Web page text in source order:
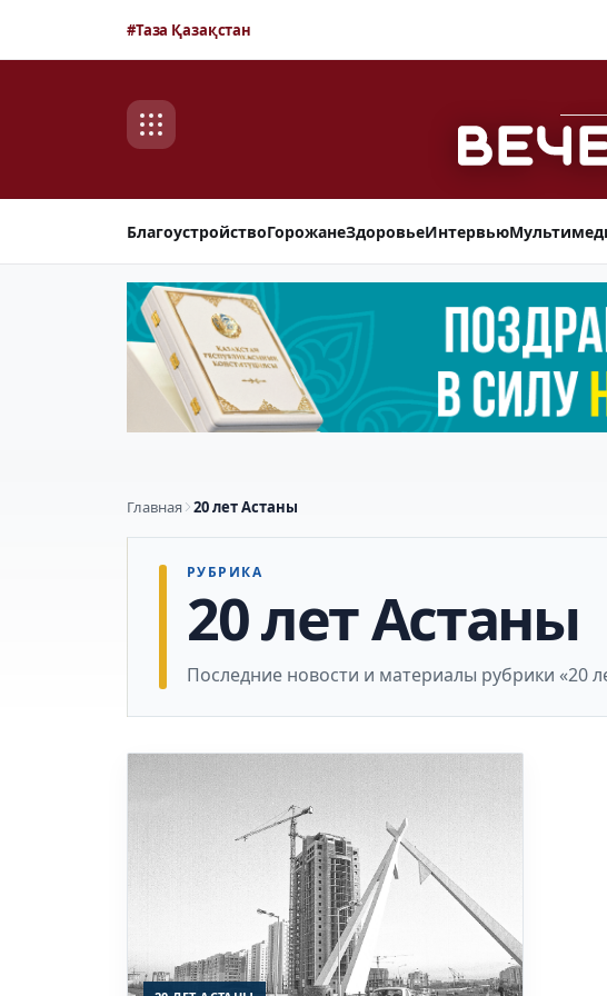
#Таза Қазақстан
БлагоустройствоГорожанеЗдоровьеИнтервью
Главная 20 лет Астаны
РУБРИКА
20 лет Астаны
Последние новости и материалы рубрики «20